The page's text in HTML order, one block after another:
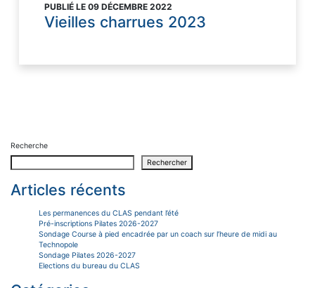
PUBLIÉ LE 09 DÉCEMBRE 2022
Vieilles charrues 2023
Recherche
Rechercher
Articles récents
Les permanences du CLAS pendant l’été
Pré-inscriptions Pilates 2026-2027
Sondage Course à pied encadrée par un coach sur l’heure de midi au
Technopole
Sondage Pilates 2026-2027
Elections du bureau du CLAS